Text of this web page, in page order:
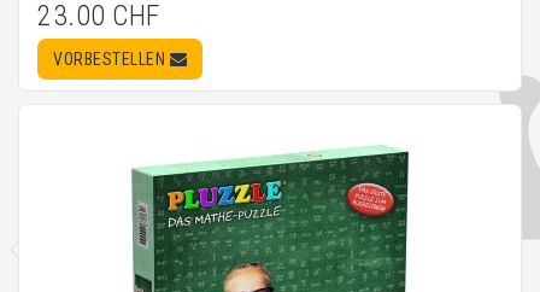
23.00 CHF
VORBESTELLEN